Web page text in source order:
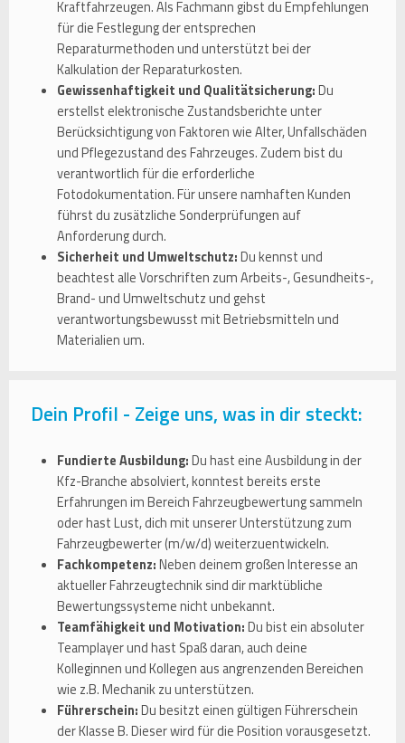
Kraftfahrzeugen. Als Fachmann gibst du Empfehlungen
für die Festlegung der entsprechen
Reparaturmethoden und unterstützt bei der
Kalkulation der Reparaturkosten.
Gewissenhaftigkeit und Qualitätsicherung:Du
erstellst elektronische Zustandsberichte unter
Berücksichtigung von Faktoren wie Alter, Unfallschäden
und Pflegezustand des Fahrzeuges. Zudem bist du
verantwortlich für die erforderliche
Fotodokumentation. Für unsere namhaften Kunden
führst du zusätzliche Sonderprüfungen auf
Anforderung durch.
Sicherheit und Umweltschutz:Du kennst und
beachtest alle Vorschriften zum Arbeits-, Gesundheits-,
Brand- und Umweltschutz und gehst
verantwortungsbewusst mit Betriebsmitteln und
Materialien um.
Dein Profil - Zeige uns, was in dir steckt:
Fundierte Ausbildung:Du hast eine Ausbildung in der
Kfz-Branche absolviert, konntest bereits erste
Erfahrungen im Bereich Fahrzeugbewertung sammeln
oder hast Lust, dich mit unserer Unterstützung zum
Fahrzeugbewerter (m/w/d) weiterzuentwickeln.
Fachkompetenz:Neben deinem großen Interesse an
aktueller Fahrzeugtechnik sind dir marktübliche
Bewertungssysteme nicht unbekannt.
Teamfähigkeit und Motivation:Du bist ein absoluter
Teamplayer und hast Spaß daran, auch deine
Kolleginnen und Kollegen aus angrenzenden Bereichen
wie z.B. Mechanik zu unterstützen.
Führerschein:Du besitzt einen gültigen Führerschein
der Klasse B. Dieser wird für die Position vorausgesetzt.